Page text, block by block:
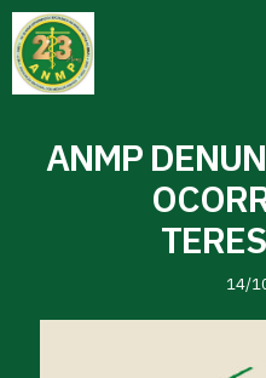
ANMP
14/